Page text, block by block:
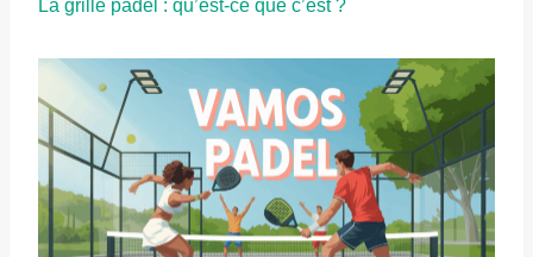
La grille padel : qu’est-ce que c’est ?